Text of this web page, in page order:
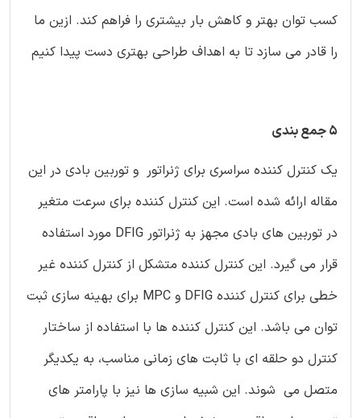
کسب توان بهتر و کاهش بار بیشتری را فراهم کند. ازین ما
را قادر می سازد تا به اهداف طراحی بهتری دست پیدا کنیم
5 جمع بندی
یک کنترل کننده سراسری برای ژنراتور و توربین بادی در این
مقاله ارائه شده است. این کنترل کننده برای سرعت متغیر
در توربین های بادی مجهز به ژنراتور DFIG مورد استفاده
قرار می گیرد. این کنترل کننده متشکل از کنترل کننده غیر
خطی برای کنترل کننده DFIG و MPC برای بهینه سازی ثبت
توان می باشد. این کنترل کننده ها با استفاده از ساختار
کنترل دو حلقه ای با ثابت های زمانی مناسب، به یکدیگر
متصل می شوند. این شبیه سازی ها نیز با پارامتر های